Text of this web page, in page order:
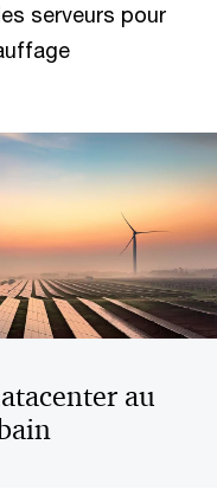
serveurs pour
au